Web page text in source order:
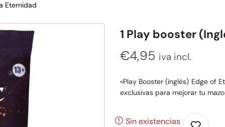
Eternidad
1 Play booster
€4,95 iva incl.
«Play Booster (inglés) Edge of
exclusivas para mejorar tu
Sin existencias